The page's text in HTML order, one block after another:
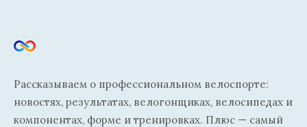
Рассказываем о профессиональном велоспорте:
новостях, результатах, велогонщиках, велосипедах и
компонентах, форме и тренировках. Плюс — самый